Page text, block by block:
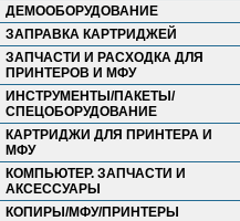
ДЕМООБОРУДОВАНИЕ
ЗАПРАВКА КАРТРИДЖЕЙ
ЗАПЧАСТИ И РАСХОДКА ДЛЯ
ПРИНТЕРОВ И МФУ
ИНСТРУМЕНТЫ/ПАКЕТЫ/
СПЕЦОБОРУДОВАНИЕ
КАРТРИДЖИ ДЛЯ ПРИНТЕРА И
МФУ
КОМПЬЮТЕР. ЗАПЧАСТИ И
АКСЕССУАРЫ
КОПИРЫ/МФУ/ПРИНТЕРЫ